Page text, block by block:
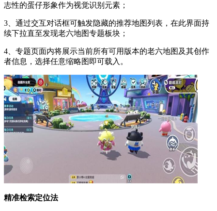
志性的蛋仔形象作为视觉识别元素；
3、通过交互对话框可触发隐藏的推荐地图列表，在此界面持
续下拉直至发现老六地图专题板块；
4、专题页面内将展示当前所有可用版本的老六地图及其创作
者信息，选择任意缩略图即可载入。
精准检索定位法